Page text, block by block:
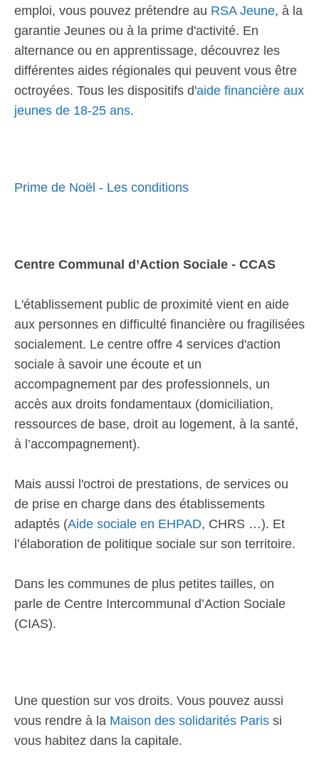
emploi, vous pouvez prétendre au RSA Jeune, à la
garantie Jeunes ou à la prime d'activité. En
alternance ou en apprentissage, découvrez les
différentes aides régionales qui peuvent vous être
octroyées. Tous les dispositifs d'aide financière aux
jeunes de 18-25 ans.
Prime de Noël - Les conditions
Centre Communal d’Action Sociale - CCAS
L'établissement public de proximité vient en aide
aux personnes en difficulté financière ou fragilisées
socialement. Le centre offre 4 services d'action
sociale à savoir une écoute et un
accompagnement par des professionnels, un
accès aux droits fondamentaux (domiciliation,
ressources de base, droit au logement, à la santé,
à l’accompagnement).
Mais aussi l'octroi de prestations, de services ou
de prise en charge dans des établissements
adaptés (Aide sociale en EHPAD, CHRS …). Et
l’élaboration de politique sociale sur son territoire.
Dans les communes de plus petites tailles, on
parle de Centre Intercommunal d’Action Sociale
(CIAS).
Une question sur vos droits. Vous pouvez aussi
vous rendre à la Maison des solidarités Paris si
vous habitez dans la capitale.